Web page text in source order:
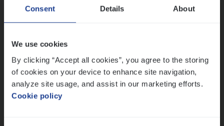
Consent Details About
We use cookies
By clicking “Accept all cookies”, you agree to the storing
of cookies on your device to enhance site navigation,
analyze site usage, and assist in our marketing efforts.
Cookie policy
Insurance Operations
Antwerpen
Busi­ness Mana­ger Mari­ne Cargo
People Management, Sales Management
Antwerpen